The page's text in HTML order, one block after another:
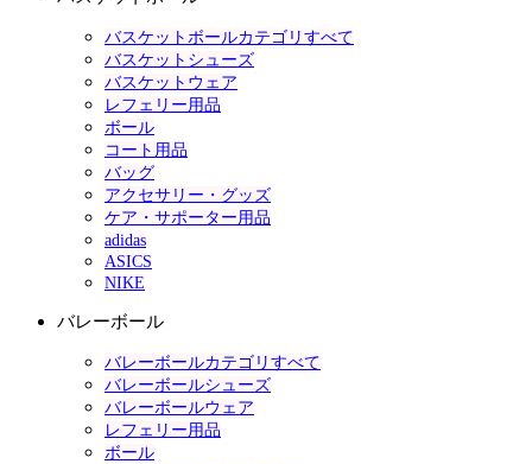
バスケットボールカテゴリすべて
バスケットシューズ
バスケットウェア
レフェリー用品
ボール
コート用品
バッグ
アクセサリー・グッズ
ケア・サポーター用品
adidas
ASICS
NIKE
バレーボール
バレーボールカテゴリすべて
バレーボールシューズ
バレーボールウェア
レフェリー用品
ボール